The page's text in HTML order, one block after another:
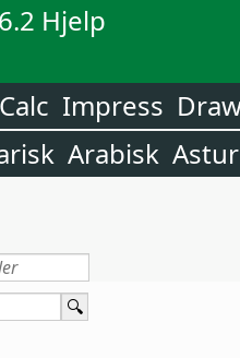
Hjelp
Calc Impress
Arabisk